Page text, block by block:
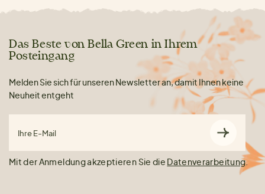
Das Beste von Bella Green in Ihrem
Posteingang
Melden Sie sich für unseren Newsletter an, damit Ihnen keine
Neuheit entgeht
Ihre E-Mail
Mit der Anmeldung akzeptieren Sie die Datenverarbeitung.